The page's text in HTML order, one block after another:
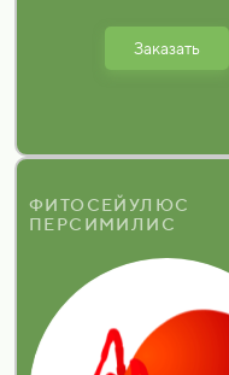
Заказать
ФИТОСЕЙУЛЮС
ПЕРСИМИЛИС